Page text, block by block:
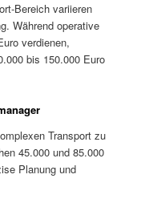
Bereich variieren
Während operative
verdienen,
bis 150.000 Euro
Transport zu
45.000 und 85.000
Planung und